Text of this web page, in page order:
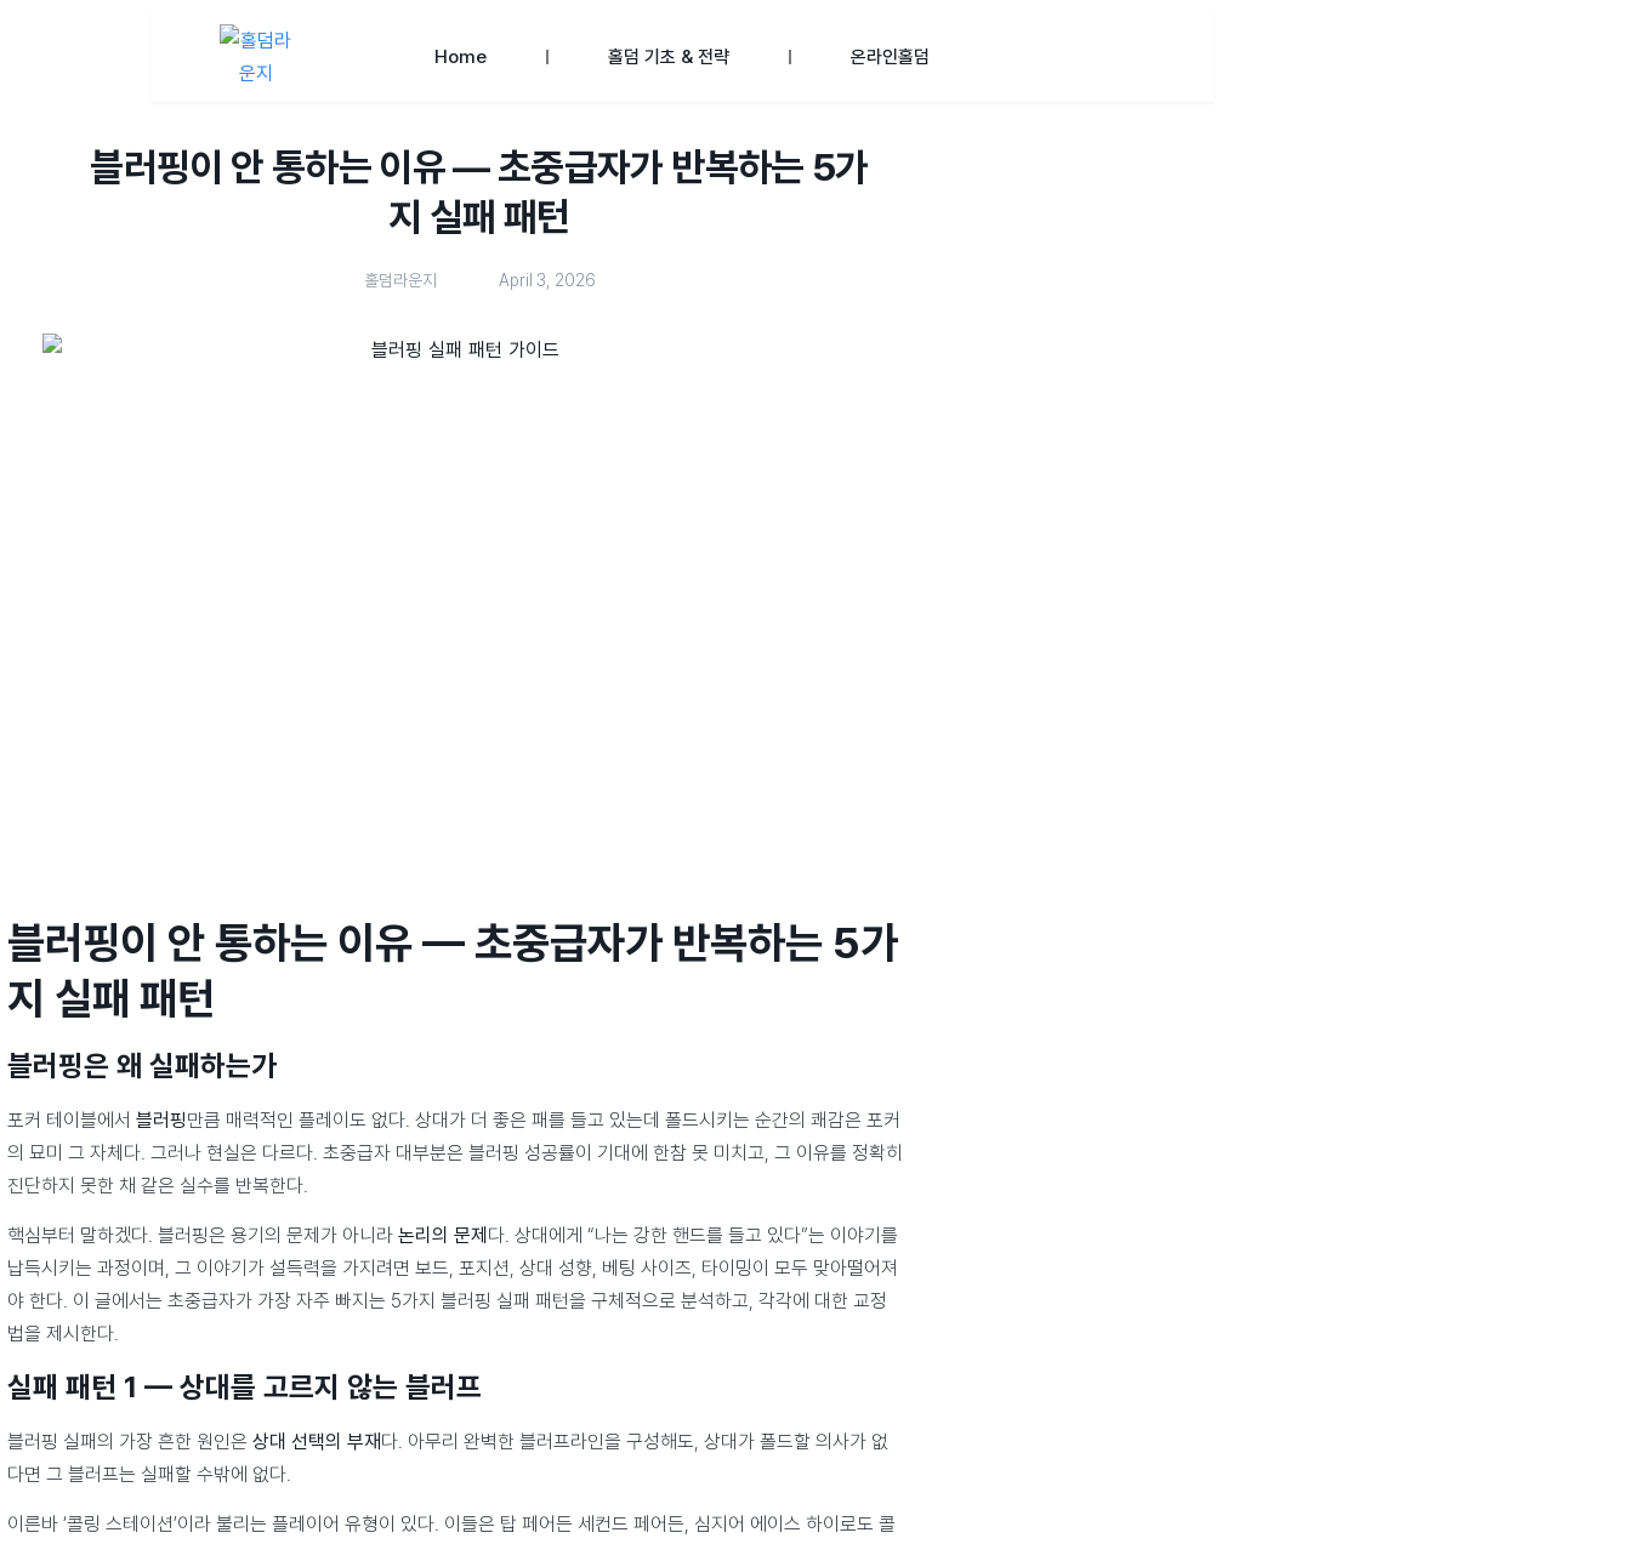
Home 홀덤 기초 & 전략 온라인홀덤
블러핑이 안 통하는 이유 — 초중급자가 반복하는 5가
지 실패 패턴
홀덤라운지 April 3, 2026
블러핑이 안 통하는 이유 — 초중급자가 반복하는 5가
지 실패 패턴
블러핑은 왜 실패하는가
포커 테이블에서 블러핑만큼 매력적인 플레이도 없다. 상대가 더 좋은 패를 들고 있는데 폴드시키는 순간의 쾌감은 포커
의 묘미 그 자체다. 그러나 현실은 다르다. 초중급자 대부분은 블러핑 성공률이 기대에 한참 못 미치고, 그 이유를 정확히
진단하지 못한 채 같은 실수를 반복한다.
핵심부터 말하겠다. 블러핑은 용기의 문제가 아니라 논리의 문제 다. 상대에게 “나는 강한 핸드를 들고 있다”는 이야기를
납득시키는 과정이며, 그 이야기가 설득력을 가지려면 보드, 포지션, 상대 성향, 베팅 사이즈, 타이밍이 모두 맞아떨어져
야 한다. 이 글에서는 초중급자가 가장 자주 빠지는 5가지 블러핑 실패 패턴을 구체적으로 분석하고, 각각에 대한 교정
법을 제시한다.
실패 패턴 1 — 상대를 고르지 않는 블러프
블러핑 실패의 가장 흔한 원인은 상대 선택의 부재다. 아무리 완벽한 블러프라인을 구성해도, 상대가 폴드할 의사가 없
다면 그 블러프는 실패할 수밖에 없다.
이른바 ‘콜링 스테이션’이라 불리는 플레이어 유형이 있다. 이들은 탑 페어든 세컨드 페어든, 심지어 에이스 하이로도 콜